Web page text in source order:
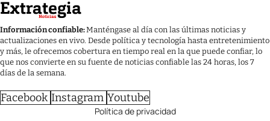
Información confiable:Manténgase al día con las últimas noticias y
actualizaciones en vivo. Desde política y tecnología hasta entretenimiento
y más, le ofrecemos cobertura en tiempo real en la que puede confiar, lo
que nos convierte en su fuente de noticias confiable las 24 horas, los 7
días de la semana.
Facebook Instagram Youtube
Política de privacidad